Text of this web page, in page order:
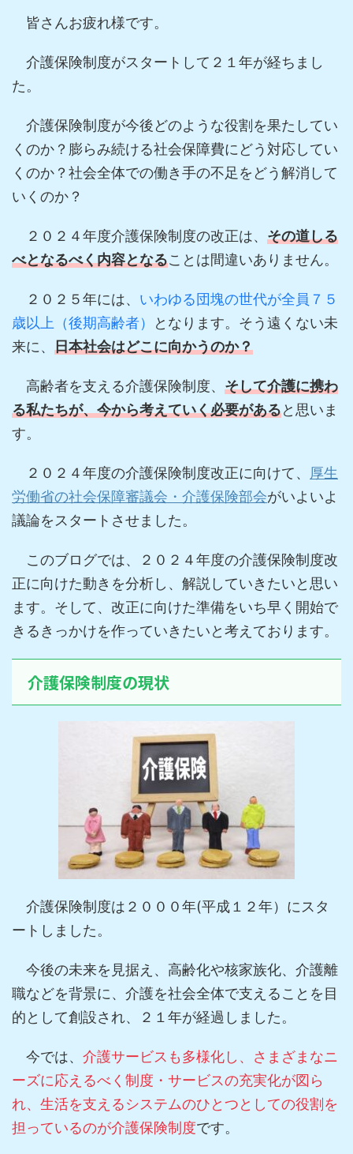
皆さんお疲れ様です。
介護保険制度がスタートして２１年が経ちまし
た。
介護保険制度が今後どのような役割を果たしてい
くのか？膨らみ続ける社会保障費にどう対応してい
くのか？社会全体での働き手の不足をどう解消して
いくのか？
２０２４年度介護保険制度の改正は、 その道しる
べとなるべく内容となることは間違いありません。
２０２５年には、 いわゆる団塊の世代が全員７５
歳以上（後期高齢者）
となります。そう遠くない未
来に、 日本社会はどこに向かうのか？
高齢者を支える介護保険制度、 そして介護に携わ
る私たちが、今から考えていく必要があると思いま
す。
２０２４年度の介護保険制度改正に向けて、 厚生
労働省の社会保障審議会・介護保険部会がいよいよ
議論をスタートさせました。
このブログでは、２０２４年度の介護保険制度改
正に向けた動きを分析し、解説していきたいと思い
ます。そして、改正に向けた準備をいち早く開始で
きるきっかけを作っていきたいと考えております。
介護保険制度の現状
介護保険制度は２０００年(平成１２年）にスタ
ートしました。
今後の未来を見据え、高齢化や核家族化、介護離
職などを背景に、介護を社会全体で支えることを目
的として創設され、２１年が経過しました。
今では、 介護サービスも多様化し、さまざまなニ
ーズに応えるべく制度・サービスの充実化が図ら
れ、生活を支えるシステムのひとつとしての役割を
担っているのが介護保険制度です。